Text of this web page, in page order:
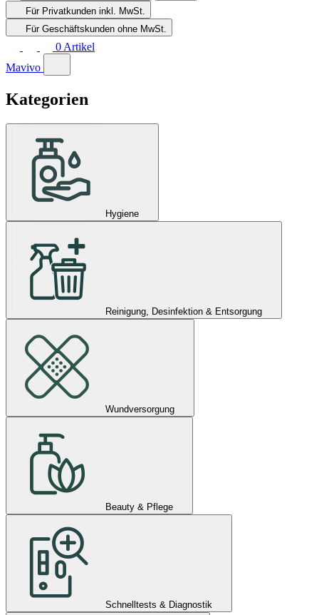
Für Privatkunden inkl. MwSt.
Für Geschäftskunden ohne MwSt.
0 Artikel
Mavivo
Kategorien
Hygiene
Reinigung, Desinfektion & Entsorgung
Wundversorgung
Beauty & Pflege
Schnelltests & Diagnostik